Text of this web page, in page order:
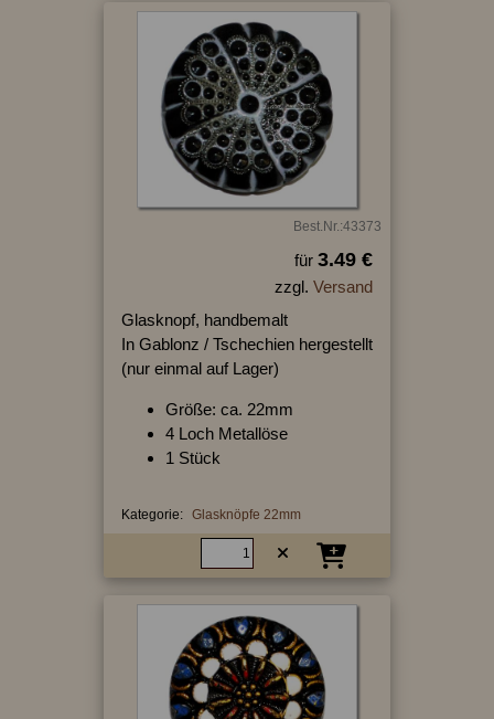
Best.Nr.:43373
für 3.49 €
zzgl. Versand
Glasknopf, handbemalt
In Gablonz / Tschechien hergestellt
(nur einmal auf Lager)
Größe: ca. 22mm
4 Loch Metallöse
1 Stück
Kategorie: Glasknöpfe 22mm